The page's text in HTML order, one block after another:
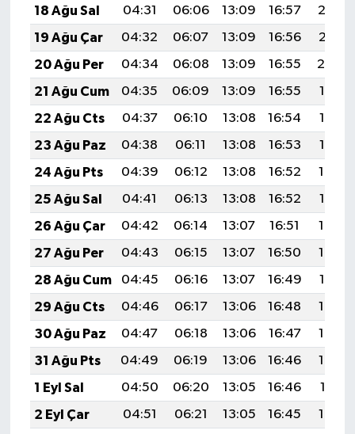
18 Ağu Sal
04:31 06:06 13:09 16:57
20:02
19 Ağu Çar
04:32 06:07 13:09 16:56
20:01
20 Ağu Per
04:34 06:08 13:09 16:55
20:00
21 Ağu Cum
04:35 06:09 13:09 16:55
19:58
22 Ağu Cts
04:37 06:10 13:08 16:54
19:57
23 Ağu Paz
04:38 06:11 13:08 16:53
19:55
24 Ağu Pts
04:39 06:12 13:08 16:52
19:54
25 Ağu Sal
04:41 06:13 13:08 16:52
19:52
26 Ağu Çar
04:42 06:14 13:07 16:51
19:50
27 Ağu Per
04:43 06:15 13:07 16:50
19:49
28 Ağu Cum
04:45 06:16 13:07 16:49
19:47
29 Ağu Cts
04:46 06:17 13:06 16:48
19:46
30 Ağu Paz
04:47 06:18 13:06 16:47
19:44
31 Ağu Pts
04:49 06:19 13:06 16:46
19:43
1 Eyl Sal
04:50 06:20 13:05 16:46
19:41
2 Eyl Çar
04:51 06:21 13:05 16:45
19:39